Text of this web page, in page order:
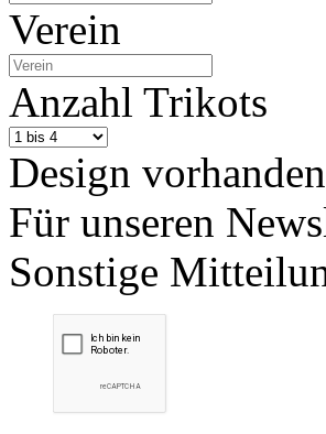
Verein
Anzahl Trikots
Design
Für unseren
Sonstige